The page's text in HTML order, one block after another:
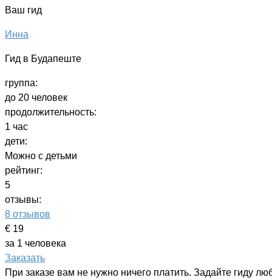
Ваш гид
Инна
Гид в Будапеште
группа:
до 20 человек
продолжительность:
1 час
дети:
Можно с детьми
рейтинг:
5
отзывы:
8 отзывов
€ 19
за 1 человека
Заказать
При заказе вам не нужно ничего платить. Задайте гиду